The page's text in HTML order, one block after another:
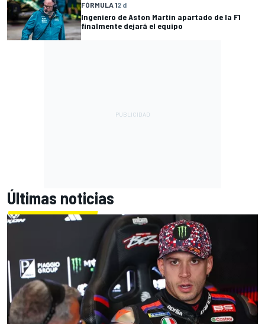
FÓRMULA 12 d
Ingeniero de Aston Martin apartado de la F1
finalmente dejará el equipo
Últimas noticias